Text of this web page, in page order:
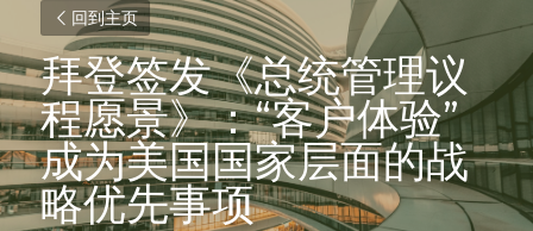
回到主页
拜登签发《总统管理议
程愿景》：“客户体验”
成为美国国家层面的战
略优先事项